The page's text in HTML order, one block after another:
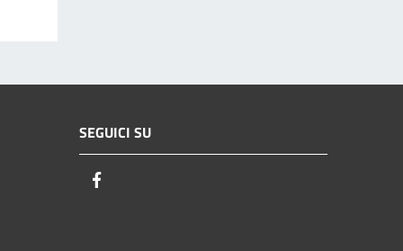
SEGUICI SU